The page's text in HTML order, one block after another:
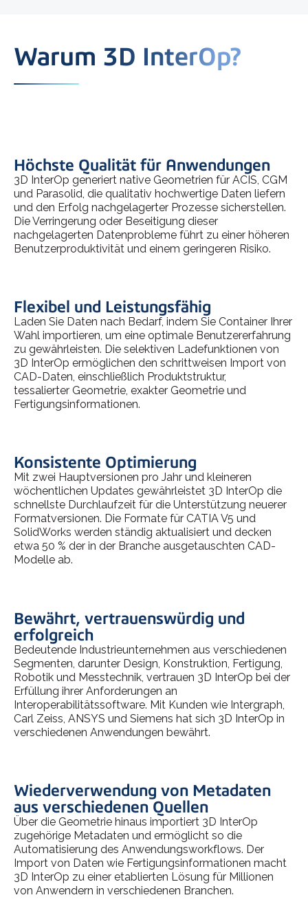
Warum 3D InterOp?
Höchste Qualität für Anwendungen
3D InterOp generiert native Geometrien für ACIS, CGM
und Parasolid, die qualitativ hochwertige Daten liefern
und den Erfolg nachgelagerter Prozesse sicherstellen.
Die Verringerung oder Beseitigung dieser
nachgelagerten Datenprobleme führt zu einer höheren
Benutzerproduktivität und einem geringeren Risiko.
Flexibel und Leistungsfähig
Laden Sie Daten nach Bedarf, indem Sie Container Ihrer
Wahl importieren, um eine optimale Benutzererfahrung
zu gewährleisten. Die selektiven Ladefunktionen von
3D InterOp ermöglichen den schrittweisen Import von
CAD-Daten, einschließlich Produktstruktur,
tessalierter Geometrie, exakter Geometrie und
Fertigungsinformationen.
Konsistente Optimierung
Mit zwei Hauptversionen pro Jahr und kleineren
wöchentlichen Updates gewährleistet 3D InterOp die
schnellste Durchlaufzeit für die Unterstützung neuerer
Formatversionen. Die Formate für CATIA V5 und
SolidWorks werden ständig aktualisiert und decken
etwa 50 % der in der Branche ausgetauschten CAD-
Modelle ab.
Bewährt, vertrauenswürdig und
erfolgreich
Bedeutende Industrieunternehmen aus verschiedenen
Segmenten, darunter Design, Konstruktion, Fertigung,
Robotik und Messtechnik, vertrauen 3D InterOp bei der
Erfüllung ihrer Anforderungen an
Interoperabilitätssoftware. Mit Kunden wie Intergraph,
Carl Zeiss, ANSYS und Siemens hat sich 3D InterOp in
verschiedenen Anwendungen bewährt.
Wiederverwendung von Metadaten
aus verschiedenen Quellen
Über die Geometrie hinaus importiert 3D InterOp
zugehörige Metadaten und ermöglicht so die
Automatisierung des Anwendungsworkflows. Der
Import von Daten wie Fertigungsinformationen macht
3D InterOp zu einer etablierten Lösung für Millionen
von Anwendern in verschiedenen Branchen.